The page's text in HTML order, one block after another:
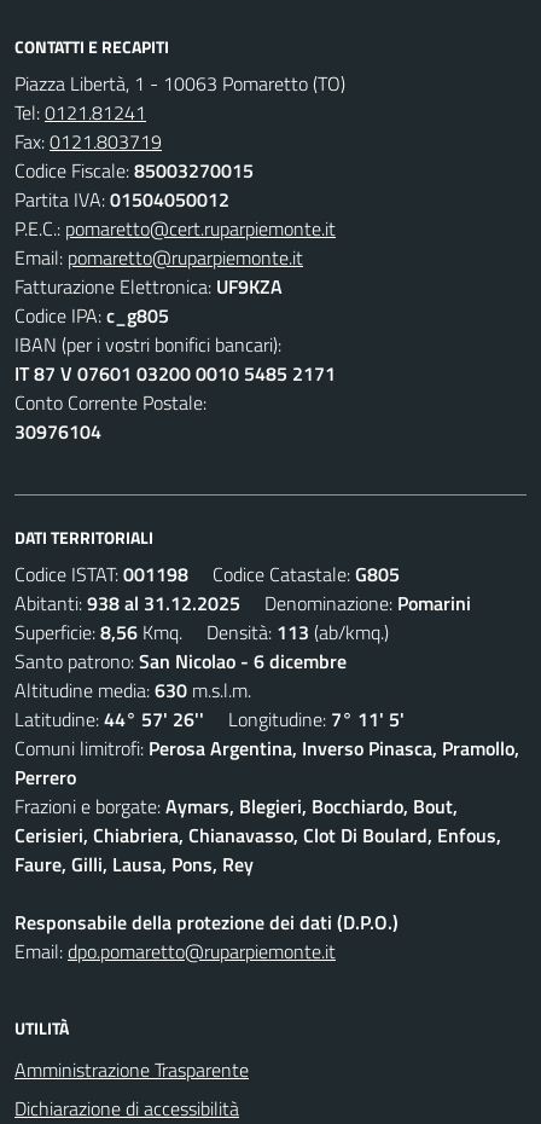
CONTATTI E RECAPITI
Piazza Libertà, 1 - 10063 Pomaretto (TO)
Tel:0121.81241
Fax:0121.803719
Codice Fiscale:85003270015
Partita IVA:01504050012
P.E.C.: pomaretto@cert.ruparpiemonte.it
Email: pomaretto@ruparpiemonte.it
Fatturazione Elettronica: UF9KZA
Codice IPA:c_g805
IBAN (per i vostri bonifici bancari):
IT 87 V 07601 03200 0010 5485 2171
Conto Corrente Postale:
30976104
DATI TERRITORIALI
Codice ISTAT:001198 Codice Catastale:G805
Abitanti:938 al 31.12.2025 Denominazione: Pomarini
Superficie:8,56 Kmq. Densità: 113 (ab/kmq.)
Santo patrono:San Nicolao - 6 dicembre
Altitudine media:630 m.s.l.m.
Latitudine:44° 57' 26'' Longitudine: 7° 11' 5'
Comuni limitrofi: Perosa Argentina, Inverso Pinasca, Pramollo,
Perrero
Frazioni e borgate:Aymars, Blegieri, Bocchiardo, Bout,
Cerisieri, Chiabriera, Chianavasso, Clot Di Boulard, Enfous,
Faure, Gilli, Lausa, Pons, Rey
Responsabile della protezione dei dati (D.P.O.)
Email:dpo.pomaretto@ruparpiemonte.it
UTILITÀ
Amministrazione Trasparente
Dichiarazione di accessibilità